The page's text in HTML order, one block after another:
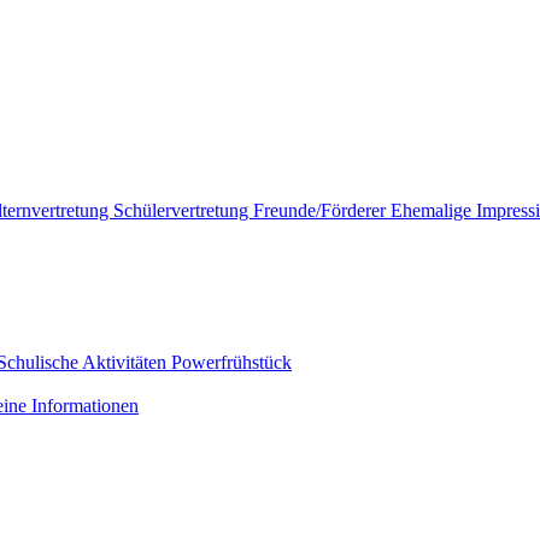
Schülervertretung Freunde/FördererEhemalige
Aktivitäten Powerfrühstück
Informationen